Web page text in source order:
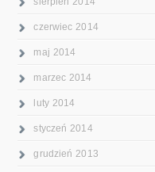
czerwiec 2014
maj 2014
marzec 2014
luty 2014
styczeń 2014
grudzień 2013